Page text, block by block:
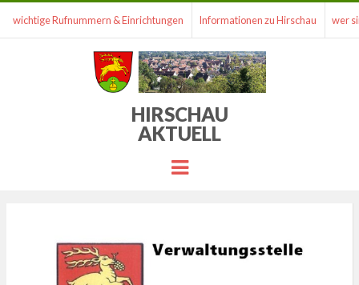
wichtige Rufnummern & Einrichtungen Informationen zu Hirschau wer
HIRSCHAU
AKTUELL
Menu